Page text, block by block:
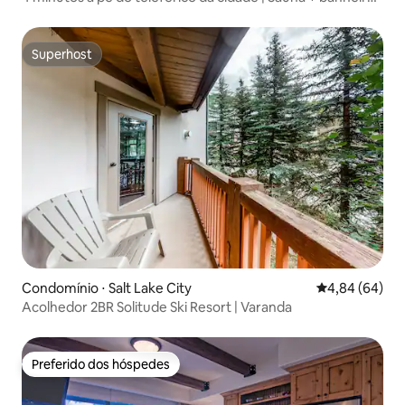
Superhost
Superhost
Condomínio ⋅ Salt Lake City 4,84 de uma
4,84 (64)
Acolhedor 2BR Solitude Ski Resort | Varanda
Preferido dos hóspedes
Preferido dos hóspedes